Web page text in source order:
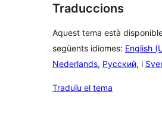
Traduccions
Aquest tema està
següents idiomes: English
Nederlands, Русский, i
Traduïu el tema